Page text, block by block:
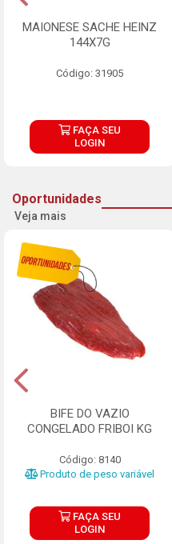
MAIONESE SACHE HEINZ
144X7G
Código: 31905
FAÇA SEU
LOGIN
Oportunidades
Veja mais
BIFE DO VAZIO
CONGELADO FRIBOI KG
Código: 8140
Produto de peso variável
FAÇA SEU
LOGIN